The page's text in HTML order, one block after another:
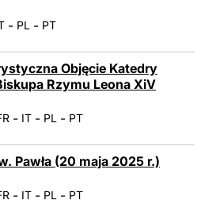
- PL - PT
Objęcie Katedry
Rzymu Leona XiV
- IT - PL - PT
Pawła (20 maja 2025 r.)
- IT - PL - PT